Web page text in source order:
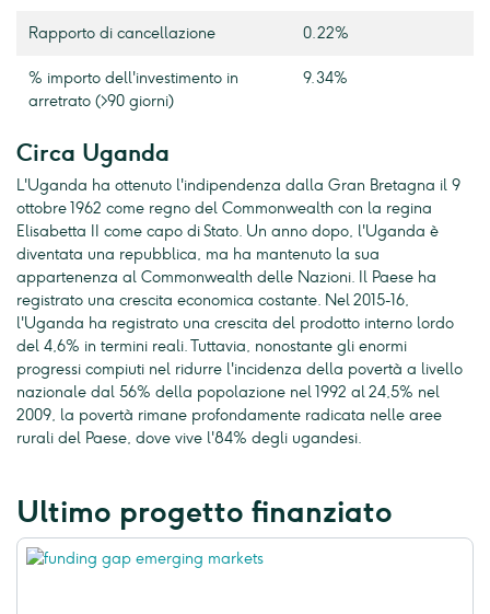
Rapporto di cancellazione 0.22%
% importo dell'investimento in
arretrato (>90 giorni)
9.34%
Circa Uganda
L'Uganda ha ottenuto l'indipendenza dalla Gran Bretagna il 9
ottobre 1962 come regno del Commonwealth con la regina
Elisabetta II come capo di Stato. Un anno dopo, l'Uganda è
diventata una repubblica, ma ha mantenuto la sua
appartenenza al Commonwealth delle Nazioni. Il Paese ha
registrato una crescita economica costante. Nel 2015-16,
l'Uganda ha registrato una crescita del prodotto interno lordo
del 4,6% in termini reali. Tuttavia, nonostante gli enormi
progressi compiuti nel ridurre l'incidenza della povertà a livello
nazionale dal 56% della popolazione nel 1992 al 24,5% nel
2009, la povertà rimane profondamente radicata nelle aree
rurali del Paese, dove vive l'84% degli ugandesi.
Ultimo progetto finanziato